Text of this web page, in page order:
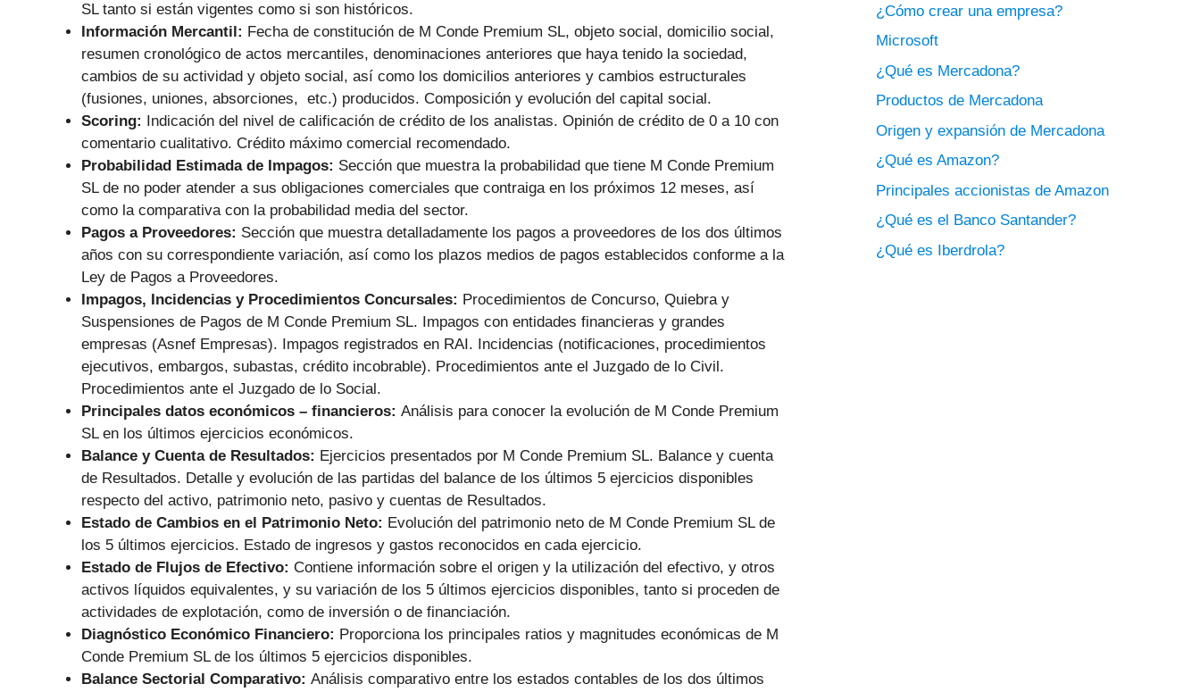
SL tanto si están vigentes como si son históricos.
Información Mercantil: Fecha de constitución de M Conde Premium SL, objeto social, domicilio social,
resumen cronológico de actos mercantiles, denominaciones anteriores que haya tenido la sociedad,
cambios de su actividad y objeto social, así como los domicilios anteriores y cambios estructurales
(fusiones, uniones, absorciones, etc.) producidos. Composición y evolución del capital social.
Scoring: Indicación del nivel de calificación de crédito de los analistas. Opinión de crédito de 0 a 10 con
comentario cualitativo. Crédito máximo comercial recomendado.
Probabilidad Estimada de Impagos: Sección que muestra la probabilidad que tiene M Conde Premium
SL de no poder atender a sus obligaciones comerciales que contraiga en los próximos 12 meses, así
como la comparativa con la probabilidad media del sector.
Pagos a Proveedores: Sección que muestra detalladamente los pagos a proveedores de los dos últimos
años con su correspondiente variación, así como los plazos medios de pagos establecidos conforme a la
Ley de Pagos a Proveedores.
Impagos, Incidencias y Procedimientos Concursales: Procedimientos de Concurso, Quiebra y
Suspensiones de Pagos de M Conde Premium SL. Impagos con entidades financieras y grandes
empresas (Asnef Empresas). Impagos registrados en RAI. Incidencias (notificaciones, procedimientos
ejecutivos, embargos, subastas, crédito incobrable). Procedimientos ante el Juzgado de lo Civil.
Procedimientos ante el Juzgado de lo Social.
Principales datos económicos – financieros: Análisis para conocer la evolución de M Conde Premium
SL en los últimos ejercicios económicos.
Balance y Cuenta de Resultados: Ejercicios presentados por M Conde Premium SL. Balance y cuenta
de Resultados. Detalle y evolución de las partidas del balance de los últimos 5 ejercicios disponibles
respecto del activo, patrimonio neto, pasivo y cuentas de Resultados.
Estado de Cambios en el Patrimonio Neto: Evolución del patrimonio neto de M Conde Premium SL de
los 5 últimos ejercicios. Estado de ingresos y gastos reconocidos en cada ejercicio.
Estado de Flujos de Efectivo: Contiene información sobre el origen y la utilización del efectivo, y otros
activos líquidos equivalentes, y su variación de los 5 últimos ejercicios disponibles, tanto si proceden de
actividades de explotación, como de inversión o de financiación.
Diagnóstico Económico Financiero: Proporciona los principales ratios y magnitudes económicas de M
Conde Premium SL de los últimos 5 ejercicios disponibles.
Balance Sectorial Comparativo: Análisis comparativo entre los estados contables de los dos últimos
¿Cómo crear una empresa?
Microsoft
¿Qué es Mercadona?
Productos de Mercadona
Origen y expansión de Mercadona
¿Qué es Amazon?
Principales accionistas de Amazon
¿Qué es el Banco Santander?
¿Qué es Iberdrola?